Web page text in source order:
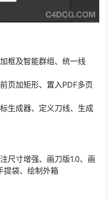
框及智能群组、统一线
页加矩形、置入PDF多页
生成器、定义刀线、生成
尺寸增强、画刀版1.0、画
提袋、绘制外箱